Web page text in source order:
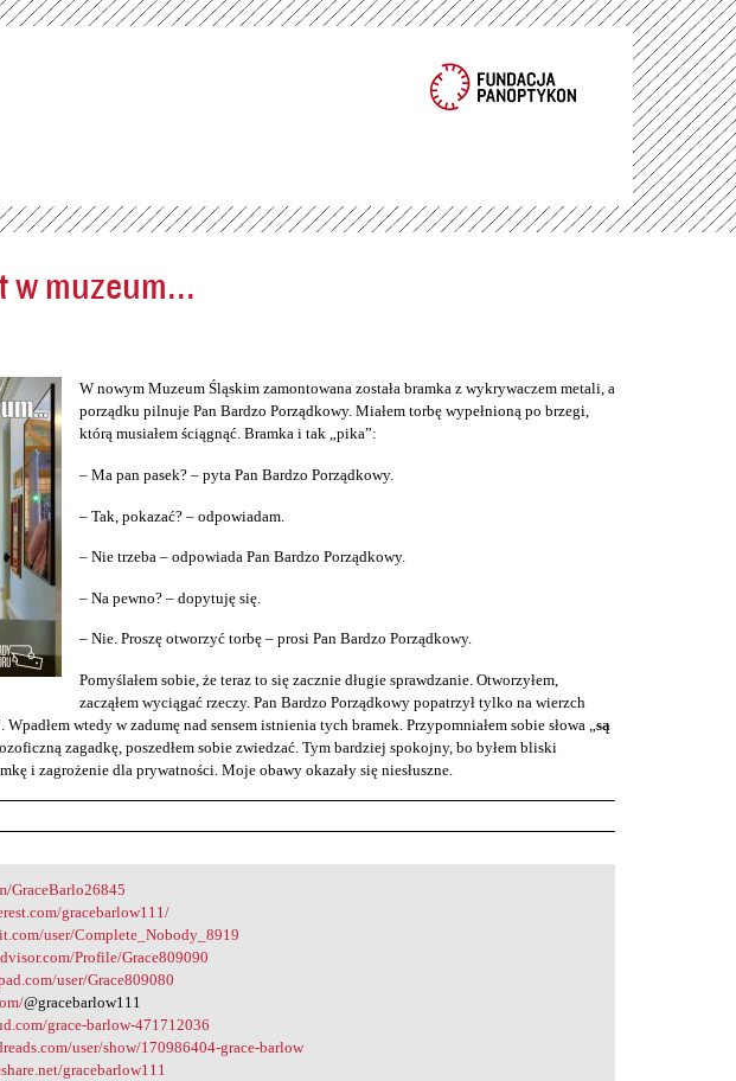
w muzeum...
W nowym Muzeum Śląskim zamontowana została bramka z wykrywaczem metali, a
porządku pilnuje Pan Bardzo Porządkowy. Miałem torbę wypełnioną po brzegi,
którą musiałem ściągnąć. Bramka i tak „pika”:
– Ma pan pasek? – pyta Pan Bardzo Porządkowy.
– Tak, pokazać? – odpowiadam.
– Nie trzeba – odpowiada Pan Bardzo Porządkowy.
– Na pewno? – dopytuję się.
– Nie. Proszę otworzyć torbę – prosi Pan Bardzo Porządkowy.
Pomyślałem sobie, że teraz to się zacznie długie sprawdzanie. Otworzyłem,
zacząłem wyciągać rzeczy. Pan Bardzo Porządkowy popatrzył tylko na wierzch
wtedy w zadumę nad sensem istnienia tych bramek. Przypomniałem sobie słowa „ są
zagadkę, poszedłem sobie zwiedzać. Tym bardziej spokojny, bo byłem bliski
i zagrożenie dla prywatności. Moje obawy okazały się niesłuszne.
GraceBarlo26845
gracebarlow111/
user/Complete_Nobody_8919
Profile/Grace809090
user/Grace809080
@gracebarlow111
grace-barlow-471712036
user/show/170986404-grace-barlow
gracebarlow111